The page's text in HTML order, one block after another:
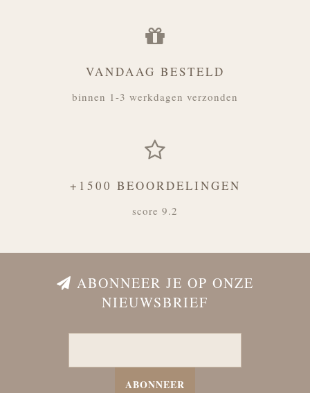
VANDAAG BESTELD
binnen 1-3 werkdagen verzonden
+1500 BEOORDELINGEN
score 9.2
ABONNEER JE OP ONZE
NIEUWSBRIEF
ABONNEER